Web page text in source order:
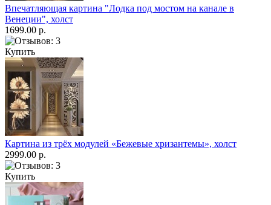
Впечатляющая картина "Лодка под мостом на канале в
Венеции", холст
1699.00 р.
Купить
Картина из трёх модулей «Бежевые хризантемы», холст
2999.00 р.
Купить